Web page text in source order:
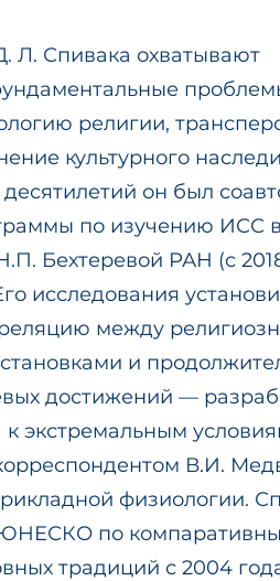
Л. Спивака охватывают
религии,
культурного
он был
по изучению ИСС
Бехтеревой РАН (с
исследования
между
и
достижений —
к экстремальным
В.И.
физиологии.
ЮНЕСКО по
традиций с 2004